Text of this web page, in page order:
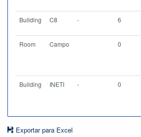
Building C8 - 6
Room Campo 0
Building INETI - 0
Exportar para Excel